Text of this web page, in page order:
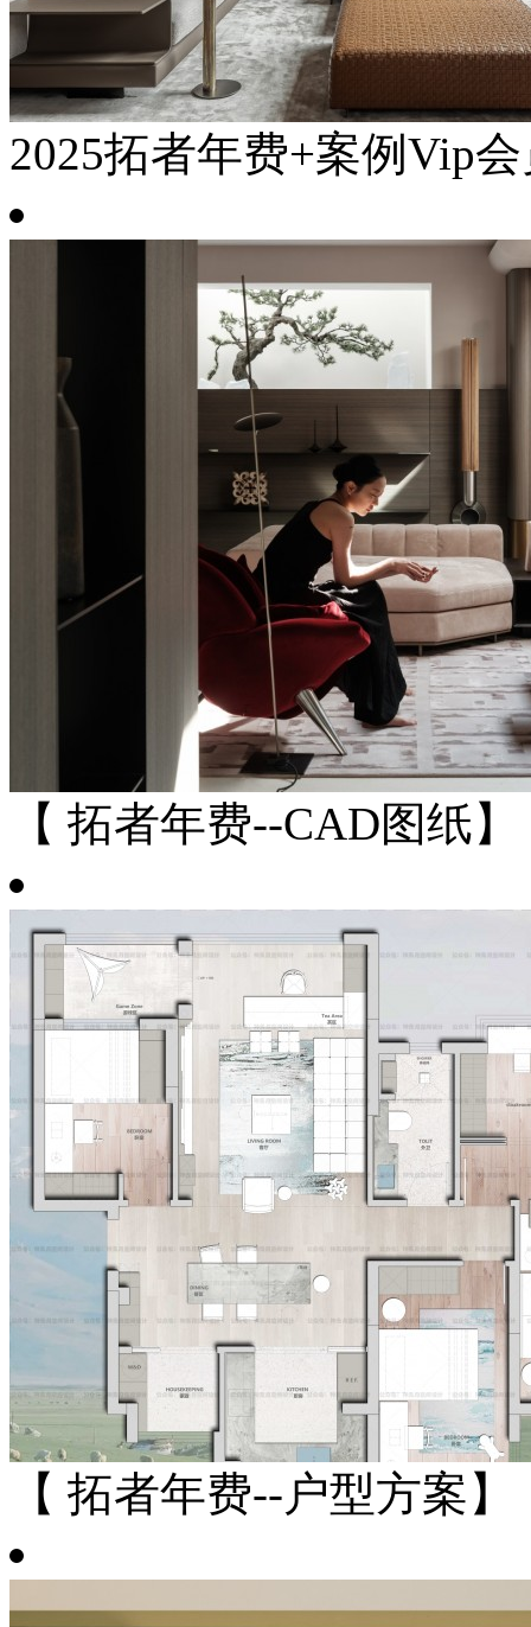
2025拓者年费+案例Vip
【 拓者年费--CAD图纸】
【 拓者年费--户型方案】